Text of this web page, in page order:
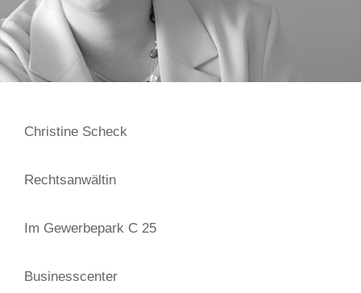
Christine Scheck
Rechtsanwältin
Im Gewerbepark C 25
Businesscenter